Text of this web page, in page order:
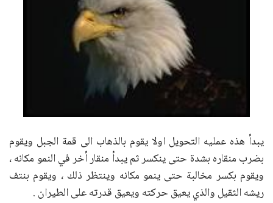
يبدأ هذه عمليه التحويل اولا يقوم بالذهاب الى قمة الجبل ويقوم
بضرب منقاره بشدة حتى ينكسر ثم يبدأ منقار أخر في النمو مكانه ،
ويقوم بكسر مخالبة حتى ينمو مكانه وينتظر ذلك ، ويقوم بنتف
ريشه الثقيل والذي يعيق حركته ويعيق قدرته على الطيران .